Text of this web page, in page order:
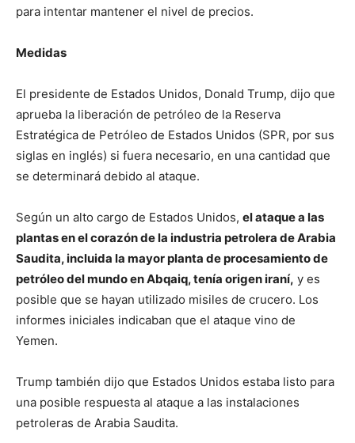
para intentar mantener el nivel de precios.
Medidas
El presidente de Estados Unidos, Donald Trump, dijo que
aprueba la liberación de petróleo de la Reserva
Estratégica de Petróleo de Estados Unidos (SPR, por sus
siglas en inglés) si fuera necesario, en una cantidad que
se determinará debido al ataque.
Según un alto cargo de Estados Unidos, el ataque a las
plantas en el corazón de la industria petrolera de Arabia
Saudita, incluida la mayor planta de procesamiento de
petróleo del mundo en Abqaiq, tenía origen iraní, y es
posible que se hayan utilizado misiles de crucero. Los
informes iniciales indicaban que el ataque vino de
Yemen.
Trump también dijo que Estados Unidos estaba listo para
una posible respuesta al ataque a las instalaciones
petroleras de Arabia Saudita.